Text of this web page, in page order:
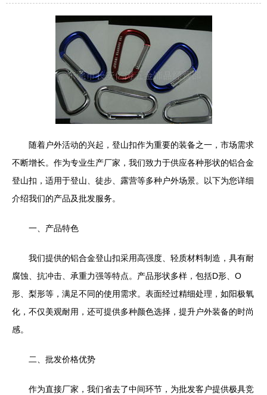
随着户外活动的兴起，登山扣作为重要的装备之一，市场需求
不断增长。作为专业生产厂家，我们致力于供应各种形状的铝合金
登山扣，适用于登山、徒步、露营等多种户外场景。以下为您详细
介绍我们的产品及批发服务。
一、产品特色
我们提供的铝合金登山扣采用高强度、轻质材料制造，具有耐
腐蚀、抗冲击、承重力强等特点。产品形状多样，包括D形、O
形、梨形等，满足不同的使用需求。表面经过精细处理，如阳极氧
化，不仅美观耐用，还可提供多种颜色选择，提升户外装备的时尚
感。
二、批发价格优势
作为直接厂家，我们省去了中间环节，为批发客户提供极具竞